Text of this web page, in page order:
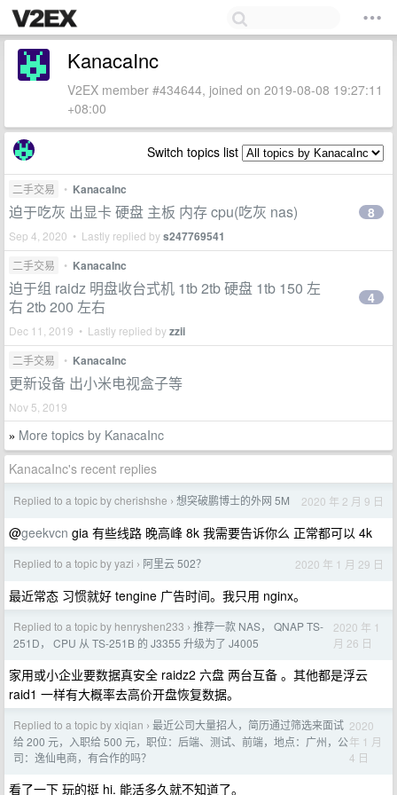
KanacaInc
V2EX member #434644, joined on 2019-08-08 19:27:11
+08:00
Switch topics list
二手交易 • KanacaInc
迫于吃灰 出显卡 硬盘 主板 内存 cpu(吃灰 nas)
Sep 4, 2020 • Lastly replied bys247769541
8
二手交易 • KanacaInc
迫于组 raidz 明盘收台式机 1tb 2tb 硬盘 1tb 150 左
右 2tb 200 左右
Dec 11, 2019 • Lastly replied byzzii
4
二手交易 • KanacaInc
更新设备 出小米电视盒子等
Nov 5, 2019
» More topics by KanacaInc
KanacaInc's recent replies
Replied to a topic by cherishshe › 想突破鹏博士的外网 5M 2020 年 2 月 9 日
@geekvcn gia 有些线路 晚高峰 8k 我需要告诉你么 正常都可以 4k
Replied to a topic by yazi › 阿里云 502？ 2020 年 1 月 29 日
最近常态 习惯就好 tengine 广告时间。我只用 nginx。
Replied to a topic by henryshen233 › 推荐一款 NAS， QNAP TS-
251D， CPU 从 TS-251B 的 J3355 升级为了 J4005
2020 年 1
月 26 日
家用或小企业要数据真安全 raidz2 六盘 两台互备 。其他都是浮云
raid1 一样有大概率去高价开盘恢复数据。
Replied to a topic by xiqian › 最近公司大量招人，简历通过筛选来面试
给 200 元，入职给 500 元，职位：后端、测试、前端，地点：广州，公
司：逸仙电商，有合作的吗？
2020
年 1 月
4 日
看了一下 玩的挺 hi. 能活多久就不知道了。